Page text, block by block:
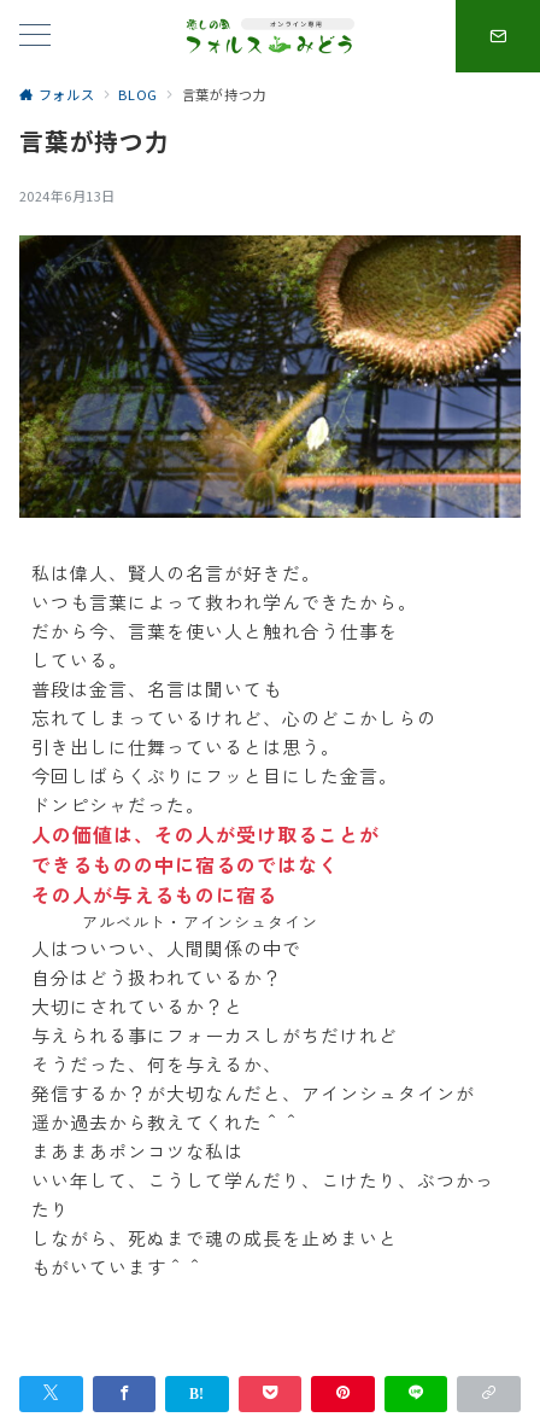
フォルス BLOG 言葉が持つ力
言葉が持つ力
2024年6月13日
私は偉人、賢人の名言が好きだ。
いつも言葉によって救われ学んできたから。
だから今、言葉を使い人と触れ合う仕事を
している。
普段は金言、名言は聞いても
忘れてしまっているけれど、心のどこかしらの
引き出しに仕舞っているとは思う。
今回しばらくぶりにフッと目にした金言。
ドンピシャだった。
人の価値は、その人が受け取ることが
できるものの中に宿るのではなく
その人が与えるものに宿る
アルベルト・アインシュタイン
人はついつい、人間関係の中で
自分はどう扱われているか？
大切にされているか？と
与えられる事にフォーカスしがちだけれど
そうだった、何を与えるか、
発信するか？が大切なんだと、アインシュタインが
遥か過去から教えてくれた＾＾
まあまあポンコツな私は
いい年して、こうして学んだり、こけたり、ぶつかっ
たり
しながら、死ぬまで魂の成長を止めまいと
もがいています＾＾